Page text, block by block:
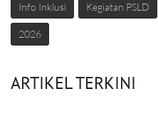
Info Inklusi Kegiatan PSLD
2026
ARTIKEL TERKINI